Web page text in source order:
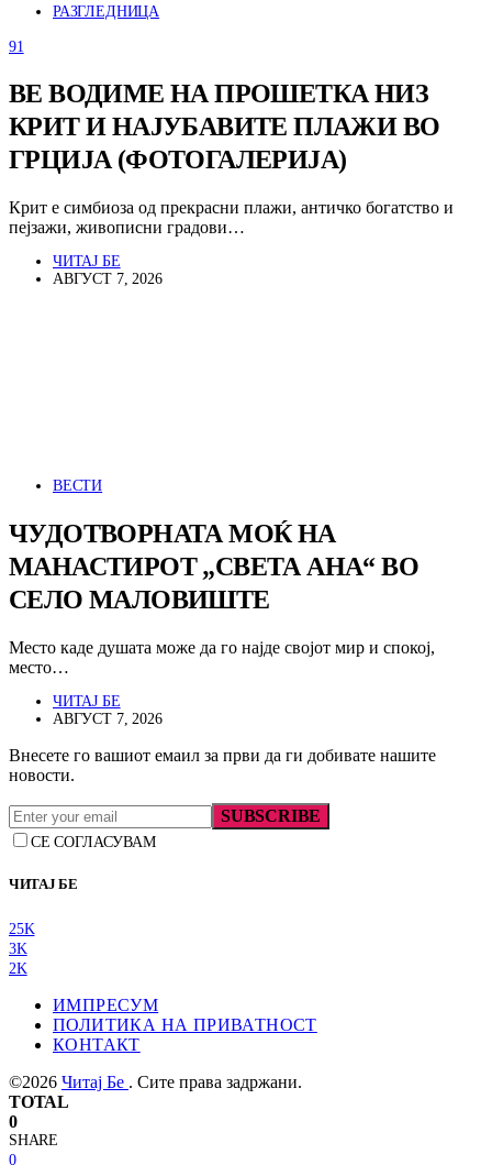
РАЗГЛЕДНИЦА
91
ВЕ ВОДИМЕ НА ПРОШЕТКА НИЗ
КРИТ И НАЈУБАВИТЕ ПЛАЖИ ВО
ГРЦИЈА (ФОТОГАЛЕРИЈА)
Крит е симбиоза од прекрасни плажи, античко богатство и
пејзажи, живописни градови…
ЧИТАЈ БЕ
АВГУСТ 7, 2026
ВЕСТИ
ЧУДОТВОРНАТА МОЌ НА
МАНАСТИРОТ „СВЕТА АНА“ ВО
СЕЛО МАЛОВИШТЕ
Место каде душата може да го најде својот мир и спокој,
место…
ЧИТАЈ БЕ
АВГУСТ 7, 2026
Внесете го вашиот емаил за први да ги добивате нашите
новости.
SUBSCRIBE
СЕ СОГЛАСУВАМ
ЧИТАЈ БЕ
25K
3K
2K
ИМПРЕСУМ
ПОЛИТИКА НА ПРИВАТНОСТ
КОНТАКТ
©2026 Читај Бе . Сите права задржани.
TOTAL
0
SHARE
0